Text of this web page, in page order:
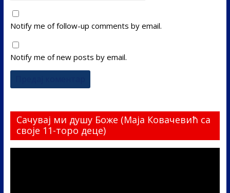
Notify me of follow-up comments by email.
Notify me of new posts by email.
Сачувај ми душу Боже (Маја Ковачевић са
своје 11-торо деце)